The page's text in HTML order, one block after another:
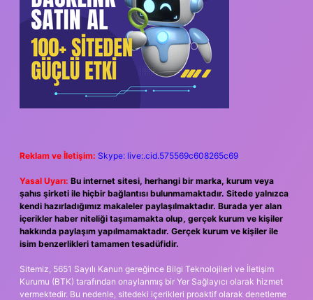
Reklam ve İletişim: Skype: live:.cid.575569c608265c69
Yasal Uyarı: Bu internet sitesi, herhangi bir marka, kurum veya
şahıs şirketi ile hiçbir bağlantısı bulunmamaktadır. Sitede yalnızca
kendi hazırladığımız makaleler paylaşılmaktadır. Burada yer alan
içerikler haber niteliği taşımamakta olup, gerçek kurum ve kişiler
hakkında paylaşım yapılmamaktadır. Gerçek kurum ve kişiler ile
isim benzerlikleri tamamen tesadüfidir.
Sitemiz, 5651 Sayılı Kanun gereğince Bilgi Teknolojileri ve İletişim
Kurumu (BTK) tarafından onaylanmış bir Yer Sağlayıcı olarak hizmet
vermektedir. Bu nedenle, sitedeki içerikleri proaktif olarak denetleme